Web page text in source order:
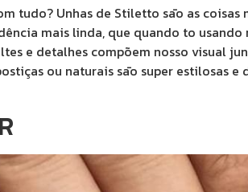
tudo? Unhas de Stiletto sāo as coisas
mais linda, que quando to
e detalhes compõem nosso visual
ou naturais sāo super estilosas e